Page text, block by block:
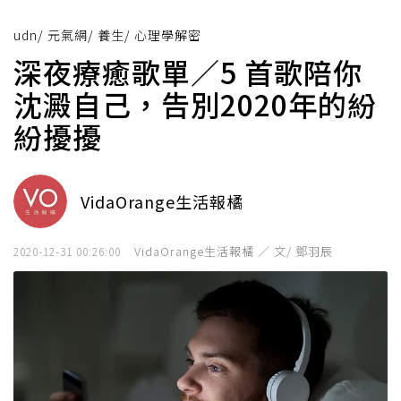
udn/ 元氣網/ 養生/ 心理學解密
深夜療癒歌單／5 首歌陪你
沈澱自己，告別2020年的紛
紛擾擾
VidaOrange生活報橘
2020-12-31 00:26:00 VidaOrange生活報橘 ／ 文/ 鄧羽辰